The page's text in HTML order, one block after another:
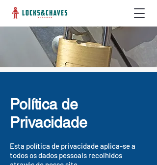
Política de
Privacidade
Esta política de privacidade aplica-se a
todos os dados pessoais recolhidos